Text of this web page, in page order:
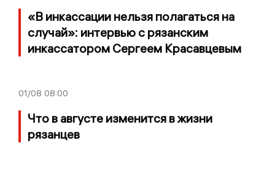
«В инкассации нельзя полагаться на
случай»: интервью с рязанским
инкассатором Сергеем Красавцевым
01/08 08:00
Что в августе изменится в жизни
рязанцев